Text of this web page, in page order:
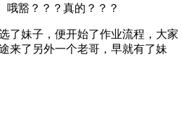
哦豁？？？真的？？？
了妹子，便开始了作业流程，大家
来了另外一个老哥，早就有了妹